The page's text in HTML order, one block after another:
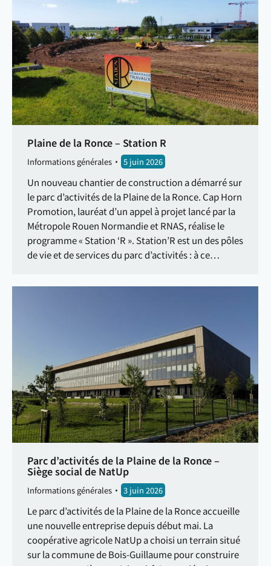
Plaine de la Ronce – Station R
Informations générales 5 juin 2026
Un nouveau chantier de construction a démarré sur
le parc d’activités de la Plaine de la Ronce. Cap Horn
Promotion, lauréat d’un appel à projet lancé par la
Métropole Rouen Normandie et RNAS, réalise le
programme « Station ‘R ». Station’R est un des pôles
de vie et de services du parc d’activités : à ce…
Parc d’activités de la Plaine de la Ronce –
Siège social de NatUp
Informations générales 3 juin 2026
Le parc d’activités de la Plaine de la Ronce accueille
une nouvelle entreprise depuis début mai. La
coopérative agricole NatUp a choisi un terrain situé
sur la commune de Bois-Guillaume pour construire